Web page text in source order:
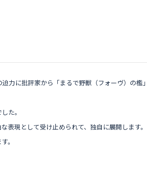
力に批評家から「まるで野獣（フォーヴ）の檻
た。
現として受け止められて、独自に展開します。
。